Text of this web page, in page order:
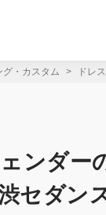
グ・カスタム ドレ
ェンダ
セダン